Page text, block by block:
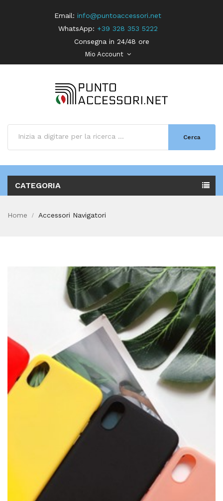
Email: info@puntoaccessori.net
WhatsApp: +39 328 353 5222
Consegna in 24/48 ore
Mio Account
Cerca
CATEGORIA
Home Accessori Navigatori